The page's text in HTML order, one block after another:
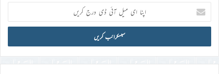
اپنا
ای
میل
ڈی
درج
کریں